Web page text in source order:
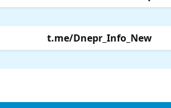
t.me/Dnepr_Info_New